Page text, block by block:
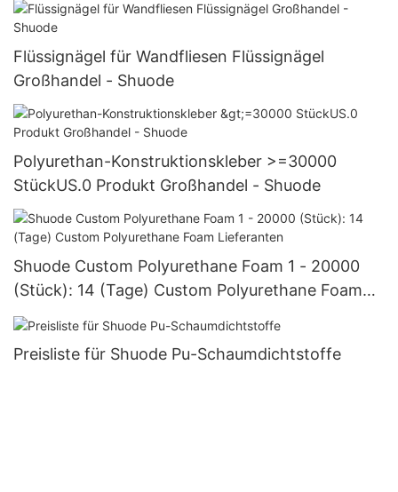
Flüssignägel für Wandfliesen Flüssignägel
Großhandel - Shuode
Polyurethan-Konstruktionskleber >=30000
StückUS.0 Produkt Großhandel - Shuode
Shuode Custom Polyurethane Foam 1 - 20000
(Stück): 14 (Tage) Custom Polyurethane Foam
Lieferanten
Preisliste für Shuode Pu-Schaumdichtstoffe